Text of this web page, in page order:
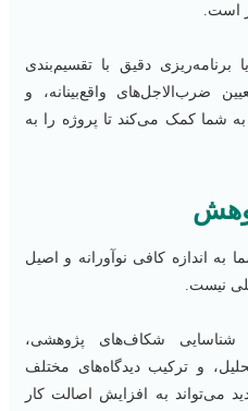
است.
دقیق با تقسیم‌بندی
ضرب‌الاجل‌های واقع‌بینانه، و
به شما کمک می‌کند تا پروژه را به
به اندازه کافی نوآورانه و اصیل
نیست.
شناسایی شکاف‌های پژوهشی،
و ترکیب دیدگاه‌های مختلف
می‌تواند به افزایش اصالت کار